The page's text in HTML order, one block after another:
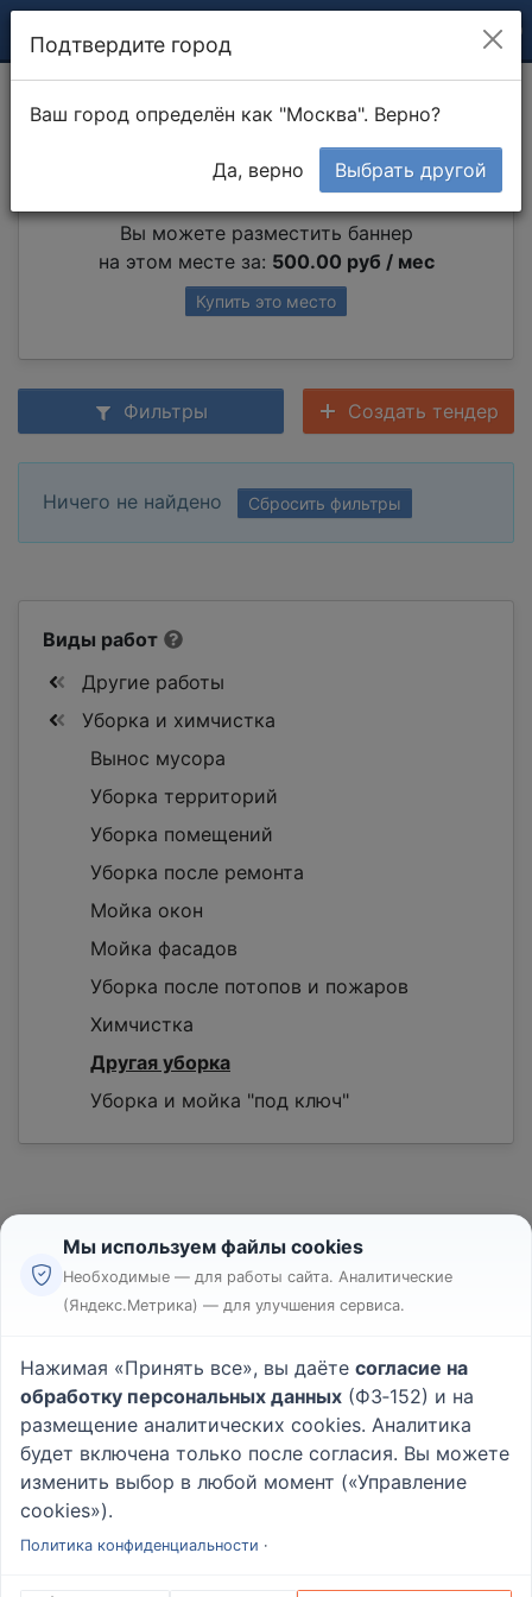
Другая уборка
Вы можете разместить баннер
на этом месте за: 500.00 руб / мес
Купить это место
Фильтры Создать тендер
Ничего не найдено Сбросить фильтры
Виды работ
Другие работы
Уборка и химчистка
Вынос мусора
Уборка территорий
Уборка помещений
Уборка после ремонта
Мойка окон
Мойка фасадов
Уборка после потопов и пожаров
Химчистка
Другая уборка
Уборка и мойка "под ключ"
Реклама
Пользовательское соглашение
Политика конфиденциальности
Вопрос - Ответ|О проекте
Подтвердите город
Ваш город определён как "Москва". Верно?
Да, верно Выбрать другой
Мы используем файлы cookies
Необходимые — для работы сайта. Аналитические
(Яндекс.Метрика) — для улучшения сервиса.
Нажимая «Принять все», вы даёте согласие на
обработку персональных данных (ФЗ‑152) и на
размещение аналитических cookies. Аналитика
будет включена только после согласия. Вы можете
изменить выбор в любой момент («Управление
cookies»).
Политика конфиденциальности ·